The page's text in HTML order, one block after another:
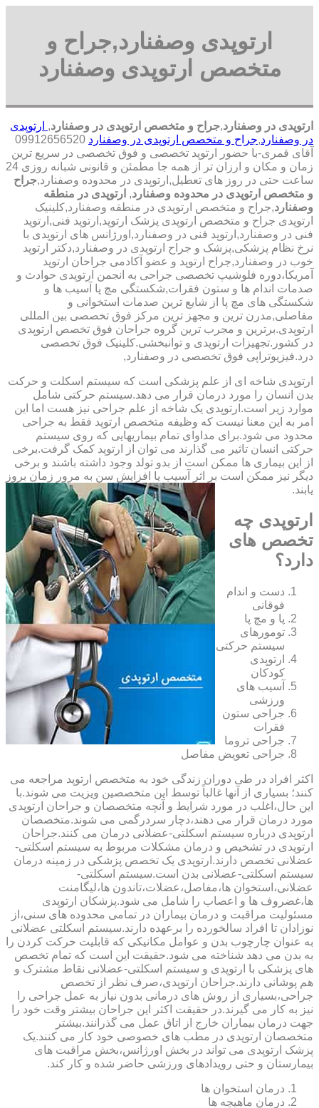
ارتوپدی وصفنارد,جراح و
متخصص ارتوپدی وصفنارد
ارتوپدی در وصفنارد,جراح و متخصص ارتوپدی در وصفنارد, ارتوپدی
در وصفنارد,جراح و متخصص ارتوپدی در وصفنارد 09912656520
آقای قمری-با حضور ارتوپد تخصصی و فوق تخصصی در سریع ترین
زمان و مکان و ارزان تر از همه جا مطمئن و قانونی شبانه روزی 24
ساعت حتی در روز های تعطیل,ارتوپدی در محدوده وصفنارد,جراح
و متخصص ارتوپدی در محدوده وصفنارد, ارتوپدی در منطقه
وصفنارد,جراح و متخصص ارتوپدی در منطقه وصفنارد,کلینیک
ارتوپدی جراح و متخصص ارتوپدی پزشک ارتوپد,ارتوپد فنی,ارتوپد
فنی در وصفنارد,ارتوپد فنی در وصفنارد,اورژانس های ارتوپدی با
نرخ نظام پزشکی,پزشک و جراح ارتوپدی در وصفنارد,دکتر ارتوپد
خوب در وصفنارد,جراح ارتوپد و عضو آکادمی جراحان ارتوپد
آمریکا،دوره فلوشیپ تخصصی جراحی به انجمن ارتوپدی حوادث و
صدمات اندام ها و ستون فقرات,شکستگی مچ پا آسیب ها و
شکستگی های مچ پا از شایع ترین صدمات استخوانی و
مفاصلی,مدرن ترین و مجهز ترین مرکز فوق تخصصی بین المللی
ارتوپدی.برترین ‏و ‏مجرب ‏ترین ‏گروه ‏جراحان ‏فوق ‏تخصص ‏ارتوپدی
‏در ‏کشور.تجهیزات ارتوپدی و توانبخشی.کلینیک فوق تخصصی
درد.فیزیوتراپی فوق تخصصی در وصفنارد,
ارتوپدی شاخه ای از علم پزشکی است که سیستم اسکلت و حرکت
بدن انسان را مورد درمان قرار می دهد.سیستم حرکتی شامل
موارد زیر است.ارتوپدی یک شاخه از علم جراحی نیز هست اما این
امر به این معنا نیست که وظیفه متخصص ارتوپد فقط به جراحی
محدود می شود.برای مداوای تمام بیماریهایی که روی سیستم
حرکتی انسان تاثیر می گذارند می توان از ارتوپد کمک گرفت.برخی
از این بیماری ها ممکن است از بدو تولد وجود داشته باشند و برخی
دیگر نیز ممکن است بر اثر آسیب یا افزایش سن به مرور زمان بروز
یابند.
ارتوپدی چه
تخصص های
دارد؟
دست و اندام
فوقانی
پا و مچ پا
تومورهای
سیستم حرکتی
ارتوپدی
کودکان
آسیب های
ورزشی
جراحی ستون
فقرات
جراحی تروما
جراحی تعویض مفاصل
اکثر افراد در طی دوران زندگی خود به متخصص ارتوپد مراجعه می
کنند؛ بسیاری از آنها غالباً توسط این متخصصین ویزیت می شوند.با
این حال،اغلب در مورد شرایط و آنچه متخصصان و جراحان ارتوپدی
مورد درمان قرار می دهند،دچار سردرگمی می شوند.متخصصان
ارتوپدی درباره سیستم اسکلتی-عضلانی درمان می کنند.جراحان
ارتوپدی در تشخیص و درمان مشکلات مربوط به سیستم اسکلتی-
عضلانی تخصص دارند.ارتوپدی یک تخصص پزشکی در زمینه درمان
سیستم اسکلتی-عضلانی بدن است.سیستم اسکلتی-
عضلانی،استخوان ها،مفاصل،عضلات،تاندون ها،لیگامنت
ها،غضروف ها و اعصاب را شامل می شود.پزشکان ارتوپدی
مسئولیت مراقبت و درمان بیماران در تمامی محدوده های سنی،از
نوزادان تا افراد سالخورده را برعهده دارند.سیستم اسکلتی عضلانی
به عنوان چارچوب بدن و عوامل مکانیکی که قابلیت حرکت کردن را
به بدن می دهد شناخته می شود.حقیقت این است که تمام تخصص
های پزشکی با ارتوپدی و سیستم اسکلتی-عضلانی نقاط مشترک و
هم پوشانی دارند.جراحان ارتوپدی،صرف نظر از تخصص
جراحی،بسیاری از روش های درمانی بدون نیاز به عمل جراحی را
نیز به کار می گیرند.در حقیقت اکثر این جراحان بیشتر وقت خود را
جهت درمان بیماران خارج از اتاق عمل می گذرانند.بیشتر
متخصصان ارتوپدی در مطب های خصوصی خود کار می کنند.یک
پزشک ارتوپدی می تواند در بخش اورژانس،بخش مراقبت های
بیمارستان و حتی رویدادهای ورزشی حاضر شده و کار کند.
درمان استخوان ها
درمان ماهیچه ها